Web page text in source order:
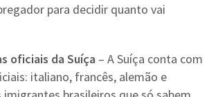
para decidir quanto vai
oficiais da Suíça – A Suíça conta com
italiano, francês, alemão e